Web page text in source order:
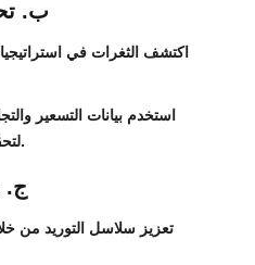
ب.
اكتشف الثغرات في
استخدم بيانات التسعير
لتحقيق أقصى قدر من التنافسية.
ج.
تعزيز سلاسل التوريد من